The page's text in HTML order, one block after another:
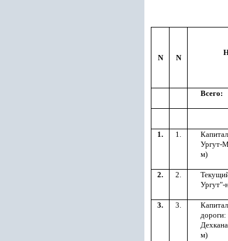
N N
Всего:
1. 1.
Ургут-
м)
2. 2.
Ургут"-
3. 3.
дороги:
м)